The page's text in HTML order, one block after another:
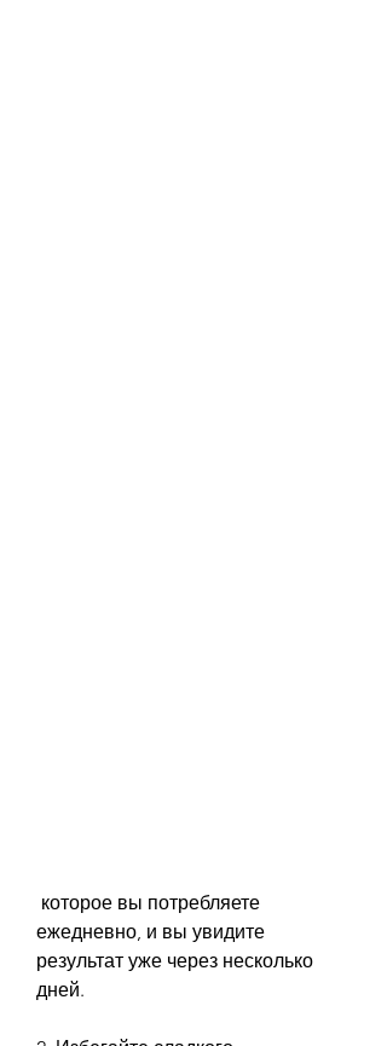
ежедневно, и вы увидите
результат уже через несколько
дней.